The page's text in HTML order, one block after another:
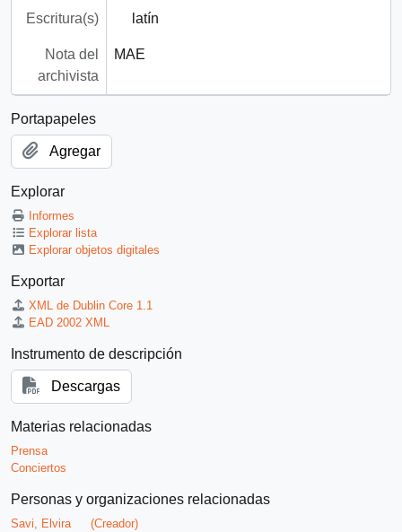
Escritura(s) latín
Nota del
archivista
MAE
Portapapeles
Agregar
Explorar
Informes
Explorar lista
Explorar objetos digitales
Exportar
XML de Dublin Core 1.1
EAD 2002 XML
Instrumento de descripción
Descargas
Materias relacionadas
Prensa
Conciertos
Personas y organizaciones relacionadas
Savi, Elvira
(Creador)